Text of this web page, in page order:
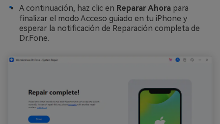
A continuación, haz clic en Reparar Ahora para
finalizar el modo Acceso guiado en tu iPhone y
esperar la notificación de Reparación completa de
Dr.Fone.